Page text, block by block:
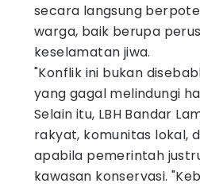
secara langsung
warga, baik berupa
keselamatan jiwa.
"Konflik ini bukan
yang gagal melindungi
Selain itu, LBH Bandar
rakyat, komunitas lokal,
apabila pemerintah
kawasan konservasi.